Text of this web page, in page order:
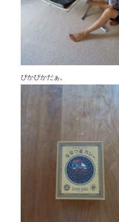
ぴかぴかだぁ。